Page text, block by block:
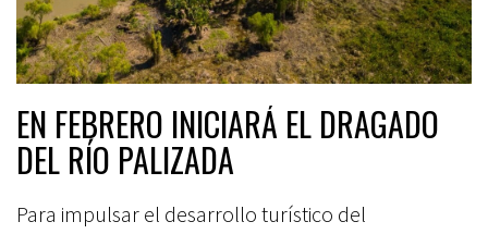
EN FEBRERO INICIARÁ EL DRAGADO
DEL RÍO PALIZADA
Para impulsar el desarrollo turístico del